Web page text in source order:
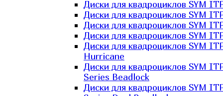
Диски для квадроциклов SYM
Диски для квадроциклов SYM
Диски для квадроциклов SYM
Диски для квадроциклов SYM
Диски для квадроциклов SYM
Hurricane
Диски для квадроциклов SYM
Series Beadlock
Диски для квадроциклов SYM